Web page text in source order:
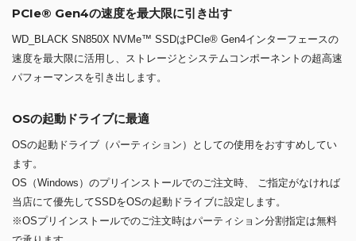
PCIe® Gen4の速度を最大限に引き出す
WD_BLACK SN850X NVMe™ SSDはPCIe® Gen4インターフェースの
速度を最大限に活用し、ストレージとシステムコンポーネントの超高速
パフォーマンスを引き出します。
OSの起動ドライブに最適
OSの起動ドライブ（パーティション）としての使用をおすすめしてい
ます。
OS（Windows）のプリインストールでのご注文時、 ご指定がなければ
当店にて優先してSSDをOSの起動ドライブに設定します。
※OSプリインストールでのご注文時はパーティション分割指定は無料